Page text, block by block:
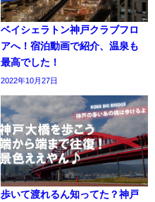
ベイシェラトン神戸クラブフロ
アへ！宿泊動画で紹介、温泉も
最高でした！
2022年10月27日
歩いて渡れるん知ってた？神戸